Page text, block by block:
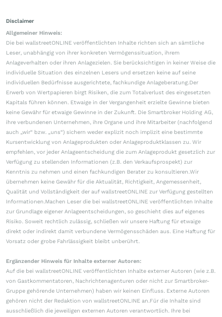
Disclaimer
Allgemeiner Hinweis:
Die bei wallstreetONLINE veröffentlichten Inhalte richten sich an sämtliche
Leser, unabhängig von ihrer konkreten Vermögenssituation, ihrem
Anlageverhalten oder ihren Anlagezielen. Sie berücksichtigen in keiner Weise die
individuelle Situation des einzelnen Lesers und ersetzen keine auf seine
individuellen Bedürfnisse ausgerichtete, fachkundige Anlageberatung.Der
Erwerb von Wertpapieren birgt Risiken, die zum Totalverlust des eingesetzten
Kapitals führen können. Etwaige in der Vergangenheit erzielte Gewinne bieten
keine Gewähr für etwaige Gewinne in der Zukunft. Die Smartbroker Holding AG,
ihre verbundenen Unternehmen, ihre Organe und ihre Mitarbeiter (nachfolgend
auch „wir“ bzw. „uns“) sichern weder explizit noch implizit eine bestimmte
Kursentwicklung von Anlageprodukten oder Anlageproduktklassen zu. Wir
empfehlen, vor jeder Anlageentscheidung die zum Anlageprodukt gesetzlich zur
Verfügung zu stellenden Informationen (z.B. den Verkaufsprospekt) zur
Kenntnis zu nehmen und einen fachkundigen Berater zu konsultieren.Wir
übernehmen keine Gewähr für die Aktualität, Richtigkeit, Angemessenheit,
Qualität und Vollständigkeit der auf wallstreetONLINE zur Verfügung gestellten
Informationen.Machen Leser die bei wallstreetONLINE veröffentlichten Inhalte
zur Grundlage eigener Anlageentscheidungen, so geschieht dies auf eigenes
Risiko. Soweit rechtlich zulässig, schließen wir unsere Haftung für etwaige
direkt oder indirekt damit verbundene Vermögensschäden aus. Eine Haftung für
Vorsatz oder grobe Fahrlässigkeit bleibt unberührt.
Ergänzender Hinweis für Inhalte externer Autoren:
Auf die bei wallstreetONLINE veröffentlichten Inhalte externer Autoren (wie z.B.
von Gastkommentatoren, Nachrichtenagenturen oder nicht zur Smartbroker-
Gruppe gehörende Unternehmen) haben wir keinen Einfluss. Externe Autoren
gehören nicht der Redaktion von wallstreetONLINE an.Für die Inhalte sind
ausschließlich die jeweiligen externen Autoren verantwortlich. Ihre bei